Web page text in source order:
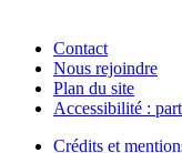
Contact
Nous rejoindre
Plan du site
Accessibilité :
Crédits et